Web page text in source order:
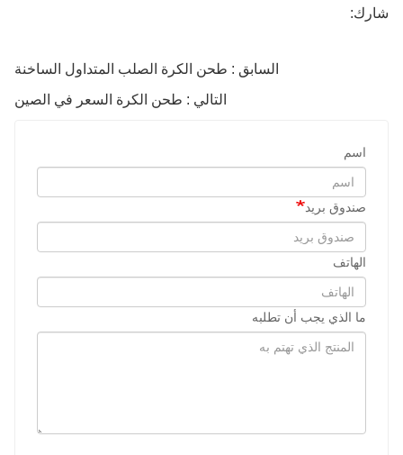
شارك:
السابق : طحن الكرة الصلب المتداول الساخنة
التالي : طحن الكرة السعر في الصين
اسم
صندوق بريد
الهاتف
ما الذي يجب أن تطلبه